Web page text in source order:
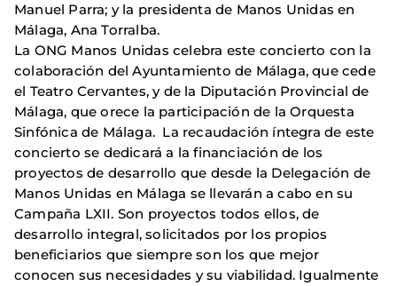
Manuel Parra; y la presidenta de Manos Unidas en
Málaga, Ana Torralba.
La ONG Manos Unidas celebra este concierto con la
colaboración del Ayuntamiento de Málaga, que cede
el Teatro Cervantes, y de la Diputación Provincial de
Málaga, que orece la participación de la Orquesta
Sinfónica de Málaga. La recaudación íntegra de este
concierto se dedicará a la financiación de los
proyectos de desarrollo que desde la Delegación de
Manos Unidas en Málaga se llevarán a cabo en su
Campaña LXII. Son proyectos todos ellos, de
desarrollo integral, solicitados por los propios
beneficiarios que siempre son los que mejor
conocen sus necesidades y su viabilidad. Igualmente